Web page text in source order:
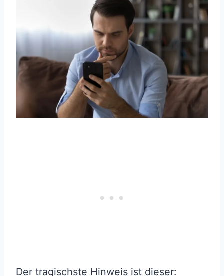
Der tragischste Hinweis ist dieser: